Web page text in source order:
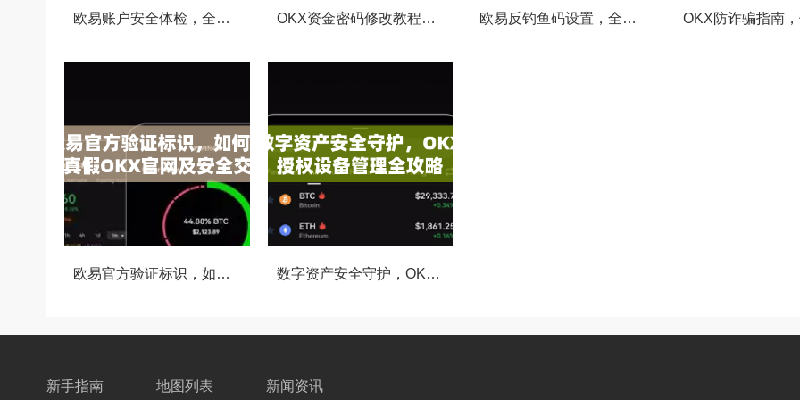
欧易账户安全体检，全方位守护你的数字资产安全 OKX资金密码修改教程，安全升级，守护数字资产每一步 欧易反钓鱼码设置，全面守护您的数字资产安全指南
欧易官方验证标识，如何识别真假OKX官网及安全交易指南 数字资产安全守护，OKX授权设备管理全攻略
新手指南 地图列表 新闻资讯